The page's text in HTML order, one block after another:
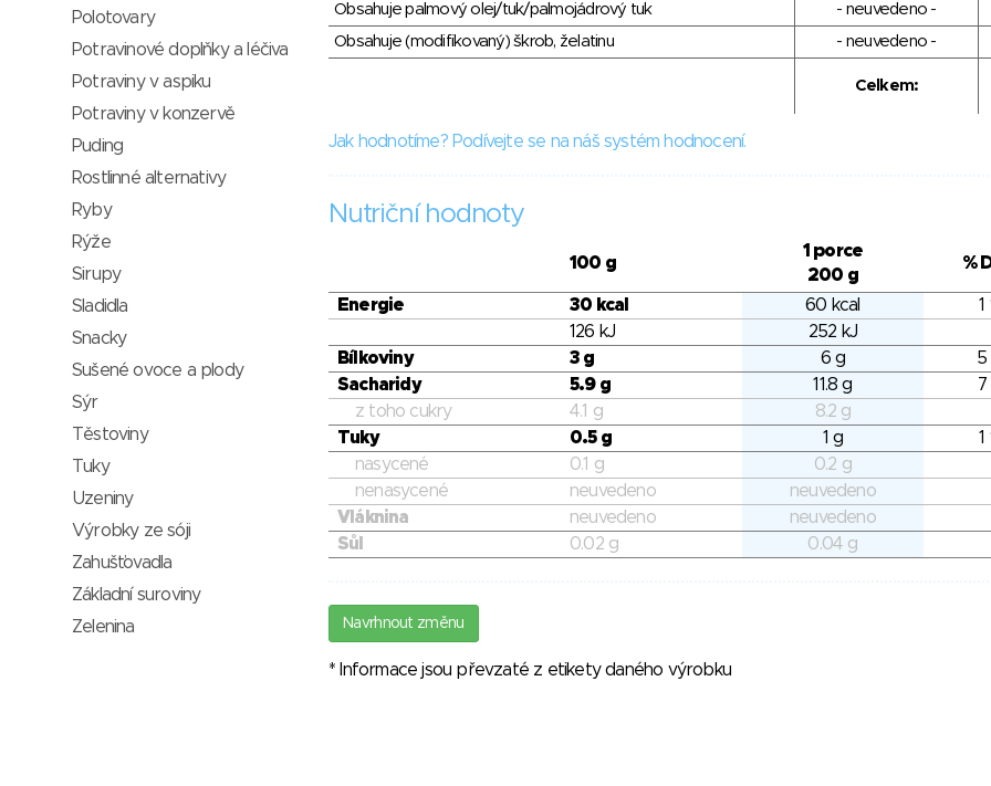
Obsahuje palmový olej/tuk/palmojádrový tuk
- neuvedeno -
Obsahuje (modifikovaný) škrob, želatinu
- neuvedeno -
Celkem:
Jak hodnotíme? Podívejte se na náš systém hodnocení.
Nutriční hodnoty
100 g
1 porce
200 g
%
Energie 30 kcal 60 kcal
1
126 kJ
252 kJ
Bílkoviny
3 g 6 g
5
Sacharidy
5.9 g 11.8 g
7
z toho cukry
4.1 g
8.2 g
Tuky
0.5 g 1 g
1
nasycené
0.1 g
0.2 g
nenasycené
neuvedeno
neuvedeno
Vláknina
neuvedeno
neuvedeno
Sůl
0.02 g 0.04 g
Navrhnout změnu
* Informace jsou převzaté z etikety daného výrobku
Polotovary
Potravinové doplňky a léčiva
Potraviny v aspiku
Potraviny v konzervě
Puding
Rostlinné alternativy
Ryby
Rýže
Sirupy
Sladidla
Snacky
Sušené ovoce a plody
Sýr
Těstoviny
Tuky
Uzeniny
Výrobky ze sóji
Zahušťovadla
Základní suroviny
Zelenina